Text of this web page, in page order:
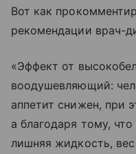
Вот как
рекомендации врач-
«Эффект от
воодушевляющий:
аппетит снижен, при
а благодаря тому,
лишняя жидкость,